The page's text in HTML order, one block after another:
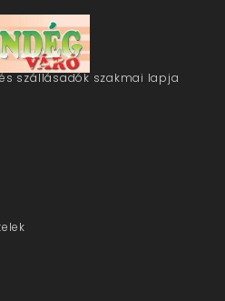
szállásadók szakmai lapja